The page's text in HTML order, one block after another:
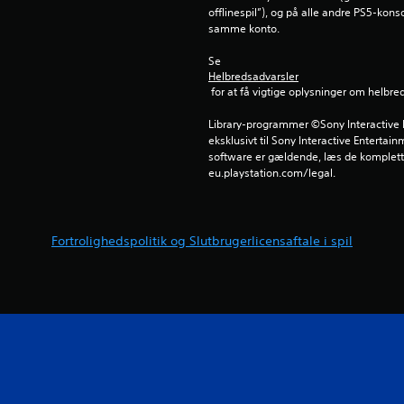
offlinespil”), og på alle andre PS5-
samme konto.
Se
Helbredsadvarsler
for at få vigtige oplysninger om
Library-programmer ©Sony Interactive
eksklusivt til Sony Interactive
software er gældende, læs de
eu.playstation.com/legal.
Fortrolighedspolitik og Slutbrugerlicensaftale i spil